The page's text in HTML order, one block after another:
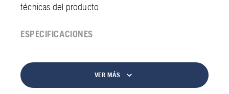
técnicas del producto
ESPECIFICACIONES
VER MÁS